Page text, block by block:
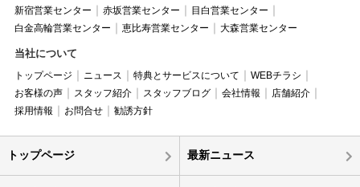
新宿営業センター 赤坂営業センター
目白営業センター
白金高輪営業センター
恵比寿営業センター 大森営業センター
当社について
トップページ ニュース 特典とサービスについて
WEBチラシ
お客様の声
スタッフ紹介 スタッフブログ 会社情報
店舗紹介
採用情報
お問合せ 勧誘方針
トップページ 最新ニュース